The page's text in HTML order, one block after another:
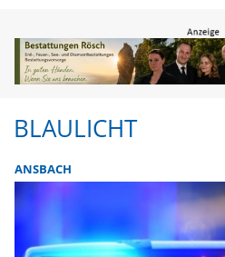
BLAULICHT
ANSBACH